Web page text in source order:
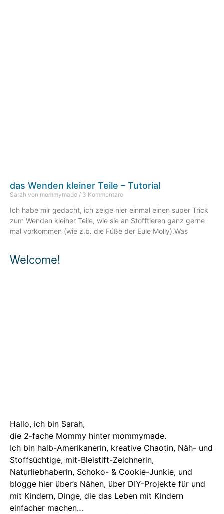
Welcome!
Hallo, ich bin Sarah,
die 2-fache Mommy hinter mommymade.
Ich bin halb-Amerikanerin, kreative Chaotin, Näh- und
Stoffsüchtige, mit-Bleistift-Zeichnerin,
Naturliebhaberin, Schoko- & Cookie-Junkie, und
blogge hier über’s Nähen, über DIY-Projekte für und
mit Kindern, Dinge, die das Leben mit Kindern
einfacher machen…
das Wenden kleiner Teile – Tutorial
Sarah von mommymade 3 Kommentare
Ich habe mir gedacht, ich zeige hier einmal einen super Trick
zum Wenden kleiner Teile, wie sie an Stofftieren ganz gerne
mal vorkommen (wie z.b. die Füße der Eule Molly).Was